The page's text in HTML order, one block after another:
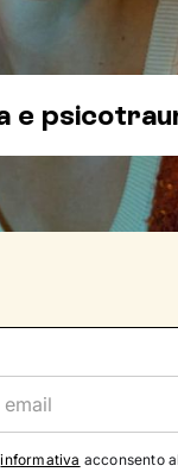
informativa acconsento